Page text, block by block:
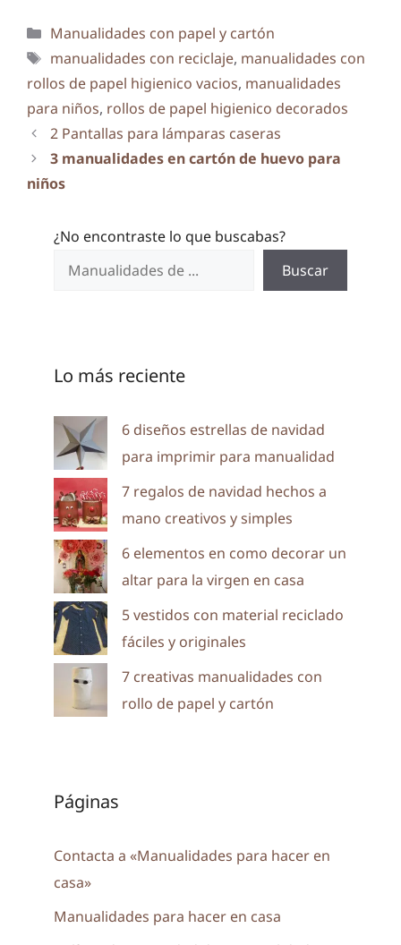
Categorías
Manualidades con papel y cartón
Etiquetas
manualidades con reciclaje, manualidades con
rollos de papel higienico vacios, manualidades
para niños, rollos de papel higienico decorados
2 Pantallas para lámparas caseras
3 manualidades en cartón de huevo para
niños
¿No encontraste lo que buscabas?
Buscar
Lo más reciente
6 diseños estrellas de navidad
para imprimir para manualidad
7 regalos de navidad hechos a
mano creativos y simples
6 elementos en como decorar un
altar para la virgen en casa
5 vestidos con material reciclado
fáciles y originales
7 creativas manualidades con
rollo de papel y cartón
Páginas
Contacta a «Manualidades para hacer en
casa»
Manualidades para hacer en casa